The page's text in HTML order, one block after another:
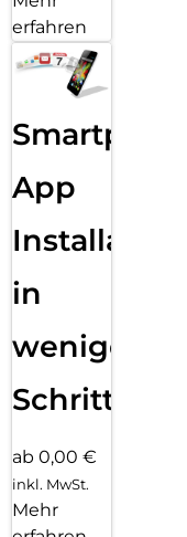
erfahren
Smartphone
App
Installation
in
wenigen
Schritten
ab 0,00 €
inkl. MwSt.
Mehr